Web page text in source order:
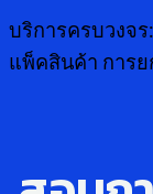
บริการครบวงจร
แพ็คสินค้า การ